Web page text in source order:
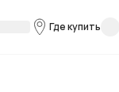
Где купить